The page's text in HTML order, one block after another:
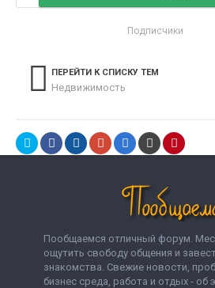
Подписчики
ПЕРЕЙТИ К СПИСКУ ТЕМ
Недвижимость
Пообщаемся отличный форум.
ощутить свободу общения и
знакомства. Свежие новости,
бизнес среда, работа и отдых - об